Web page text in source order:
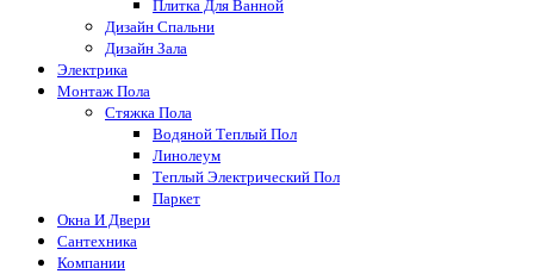
Плитка Для Ванной
Дизайн Спальни
Дизайн Зала
Электрика
Монтаж Пола
Стяжка Пола
Водяной Теплый Пол
Линолеум
Теплый Электрический Пол
Паркет
Окна И Двери
Сантехника
Компании